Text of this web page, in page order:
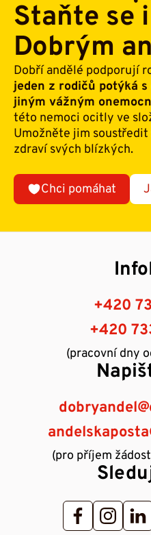
Staňte se
Dobrým
Dobří andělé podporují
jeden z rodičů potýká
jiným vážným
této nemoci ocitly ve
Umožněte jim
zdraví svých blízkých.
Chci pomáhat
+420
+420
(pracovní dny
(pro příjem